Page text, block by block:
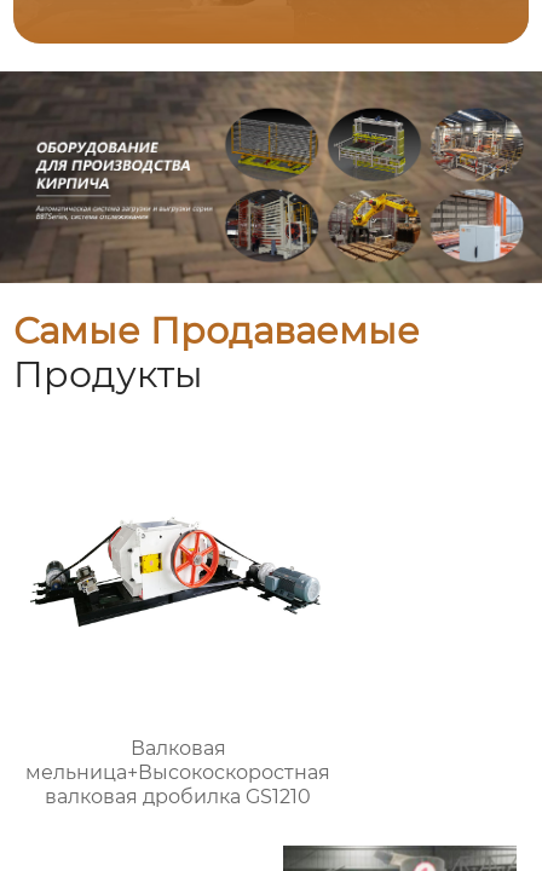
Самые Продаваемые
Продукты
Валковая
мельница+Высокоскоростная
валковая дробилка GS1210